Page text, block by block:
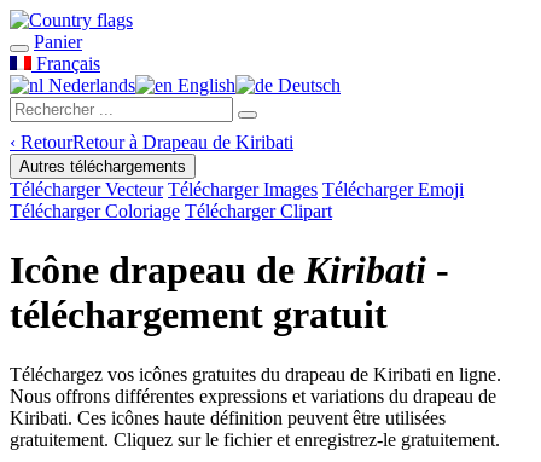
Panier
Français
Nederlands
English Deutsch
‹ RetourRetour à Drapeau de Kiribati
Autres téléchargements
Télécharger Vecteur Télécharger Images Télécharger Emoji
Télécharger Coloriage Télécharger Clipart
Icône drapeau deKiribati -
téléchargement gratuit
Téléchargez vos icônes gratuites du drapeau de Kiribati en ligne.
Nous offrons différentes expressions et variations du drapeau de
Kiribati. Ces icônes haute définition peuvent être utilisées
gratuitement. Cliquez sur le fichier et enregistrez-le gratuitement.